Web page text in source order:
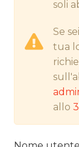
RICERCHE
PREVISIONI/
TREND
soli
Se
tua
allo